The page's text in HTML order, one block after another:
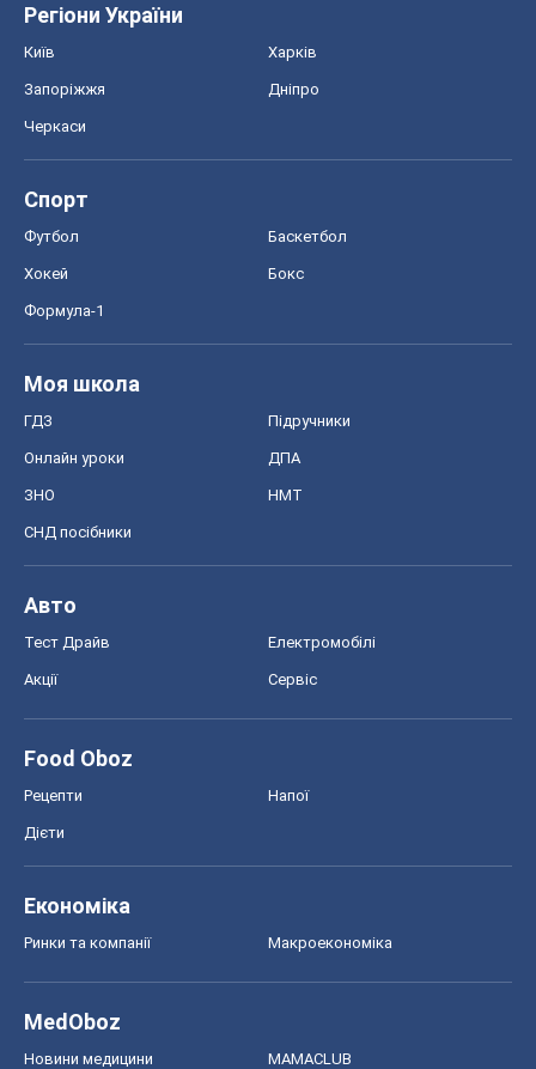
Регіони України
Київ Харків
Запоріжжя Дніпро
Черкаси
Спорт
Футбол Баскетбол
Хокей Бокс
Формула-1
Моя школа
ГДЗ Підручники
Онлайн уроки ДПА
ЗНО НМТ
СНД посібники
Авто
Тест Драйв Електромобілі
Акції Сервіс
Food Oboz
Рецепти Напої
Дієти
Економіка
Ринки та компанії Макроекономіка
MedOboz
Новини медицини MAMACLUB